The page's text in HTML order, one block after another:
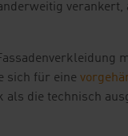
verankert,
sich für eine
als die technisch